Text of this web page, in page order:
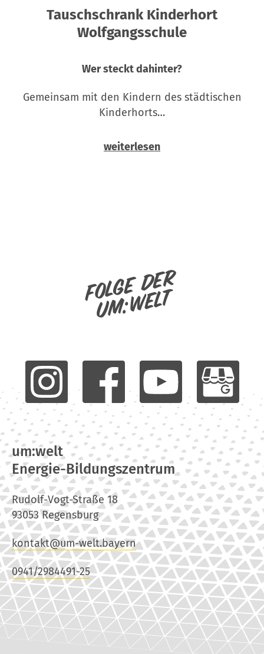
Tauschschrank Kinderhort
Wolfgangsschule
Wer steckt dahinter?
Gemeinsam mit den Kindern des städtischen
Kinderhorts…
weiterlesen
Folge der
um:welt
um:welt
Energie-Bildungszentrum
Rudolf-Vogt-Straße 18
93053 Regensburg
kontakt@um-welt.bayern
0941/2984491-25